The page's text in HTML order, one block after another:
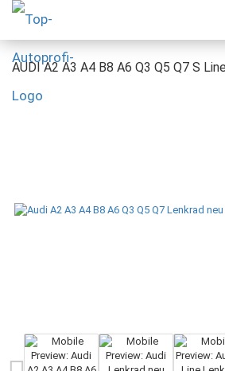
AUDI A2 A3 A4 B8 A6 Q3 Q5 Q7 S